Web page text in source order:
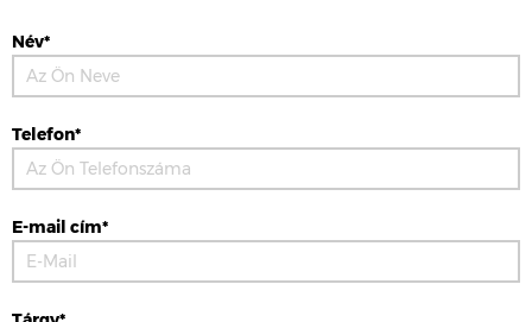
Név*
Telefon*
E-mail cím*